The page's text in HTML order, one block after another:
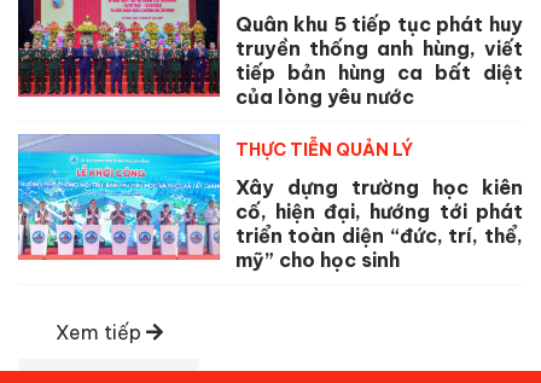
Quân khu 5 tiếp tục phát huy
truyền thống anh hùng, viết
tiếp bản hùng ca bất diệt
của lòng yêu nước
THỰC TIỄN QUẢN LÝ
Xây dựng trường học kiên
cố, hiện đại, hướng tới phát
triển toàn diện “đức, trí, thể,
mỹ” cho học sinh
Xem tiếp